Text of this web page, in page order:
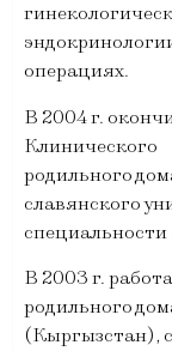
операциях.
В 2004 г.
Клинического
родильного
славянского
специальности
В 2003 г.
родильного
(Кыргызстан),